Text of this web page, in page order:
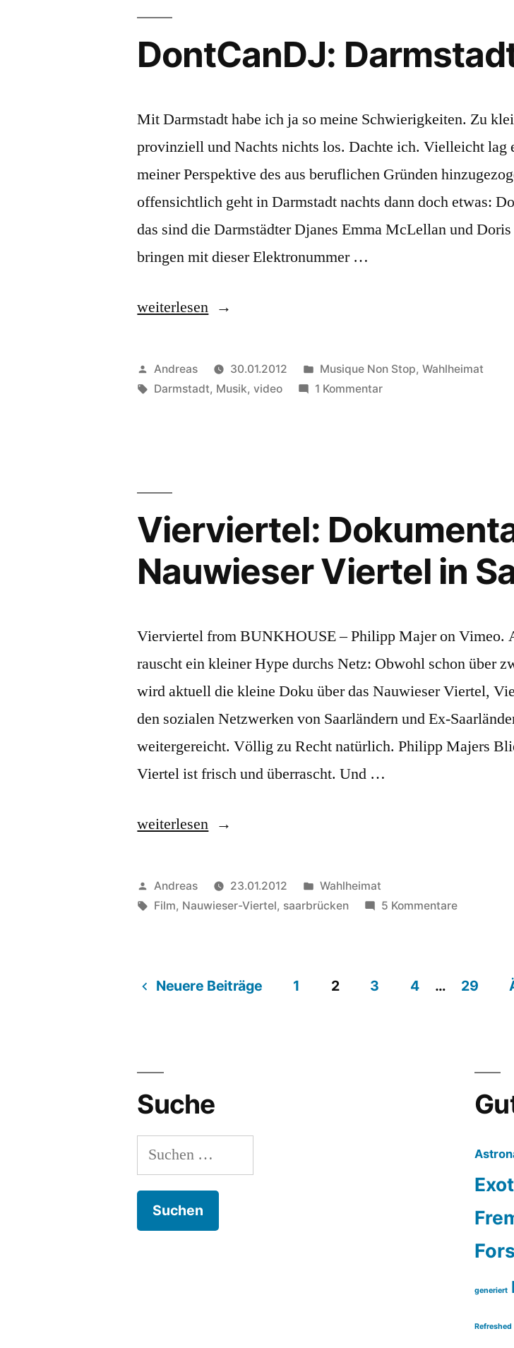
neuen
Einflugschneise
der
neuen
DontCanDJ:
Mit Darmstadt habe ich ja so meine Schwierigkeiten. Zu
provinziell und Nachts nichts los. Dachte ich. Vielleicht lag
meiner Perspektive des aus beruflichen Gründen
offensichtlich geht in Darmstadt nachts dann doch etwas:
das sind die Darmstädter Djanes Emma McLellan und
bringen mit dieser Elektronummer …
„DontCanDJ:
weiterlesen
Veröffentlicht
von
Andreas 30.01.2012
Veröffentlicht
in
Musique Non Stop, Wahlheimat
Schlagwörter:
Darmstadt, Musik,video 1 Kommentarzu
Vierviertel:
Nauwieser Viertel in
Vierviertel from BUNKHOUSE – Philipp Majer on Vimeo.
rauscht ein kleiner Hype durchs Netz: Obwohl schon über
wird aktuell die kleine Doku über das Nauwieser Viertel,
den sozialen Netzwerken von Saarländern und Ex-
weitergereicht. Völlig zu Recht natürlich. Philipp Majers
Viertel ist frisch und überrascht. Und …
„Vierviertel:
über
das
in
weiterlesen
Veröffentlicht
von
Andreas 23.01.2012
Veröffentlicht
in
Wahlheimat
Schlagwörter:
Film, Nauwieser-Viertel, saarbrücken 5 Kommentarezu
das
Neuere Beiträge 1 2 3 4 … 29
Suche
Suchen
nach:
generiert
Refreshed